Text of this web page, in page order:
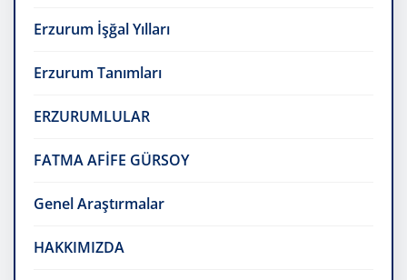
Erzurum İşğal Yılları
Erzurum Tanımları
ERZURUMLULAR
FATMA AFİFE GÜRSOY
Genel Araştırmalar
HAKKIMIZDA